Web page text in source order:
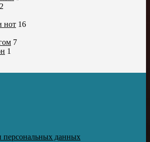
нот 16
7
1
персональных данных